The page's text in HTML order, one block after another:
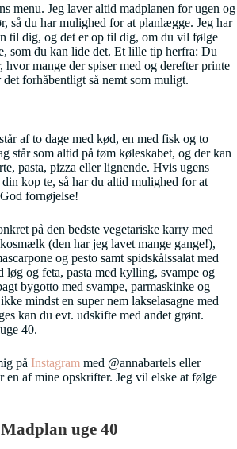
menu. Jeg laver altid madplanen for ugen og
så du har mulighed for at planlægge. Jeg har
til dig, og det er op til dig, om du vil følge
som du kan lide det. Et lille tip herfra: Du
hvor mange der spiser med og derefter printe
forhåbentligt så nemt som muligt.
af to dage med kød, en med fisk og to
står som altid på tøm køleskabet, og der kan
pasta, pizza eller lignende. Hvis ugens
kop te, så har du altid mulighed for at
fornøjelse!
på den bedste vegetariske karry med
(den har jeg lavet mange gange!),
og pesto samt spidskålssalat med
og feta, pasta med kylling, svampe og
bygotto med svampe, parmaskinke og
mindst en super nem lakselasagne med
kan du evt. udskifte med andet grønt.
40.
på Instagram med @annabartels eller
en af mine opskrifter. Jeg vil elske at følge
Madplan uge 40